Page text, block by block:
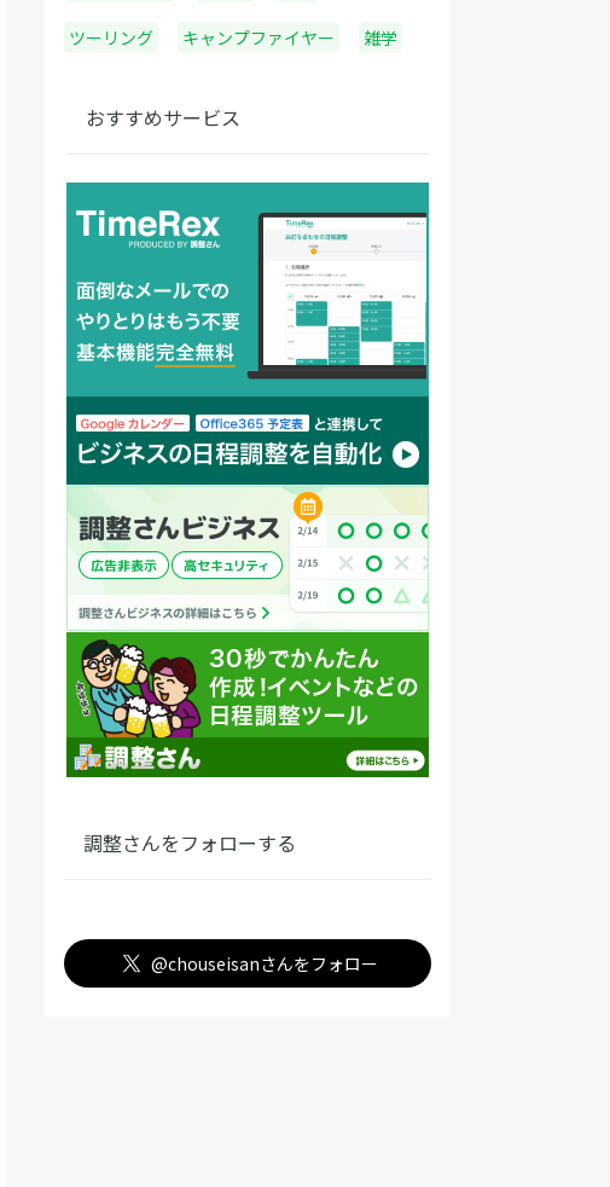
ツーリング キャンプファイヤー 雑学
おすすめサービス
調整さんをフォローする
@chouseisanさんをフォロー